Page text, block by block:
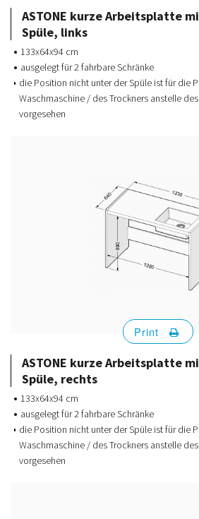
ASTONE kurze Arbeitsplatte
Spüle, links
133x64x94 cm
ausgelegt für 2 fahrbare Schränke
die Position nicht unter der Spüle ist für die
Waschmaschine / des Trockners anstelle
vorgesehen
ASTONE kurze Arbeitsplatte
Spüle, rechts
133x64x94 cm
ausgelegt für 2 fahrbare Schränke
die Position nicht unter der Spüle ist für die
Waschmaschine / des Trockners anstelle
vorgesehen
Print